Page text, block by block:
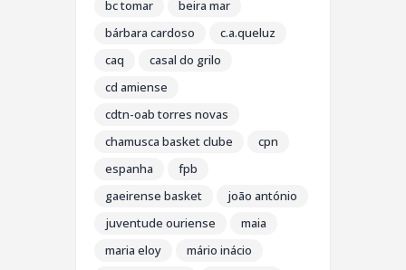
bc tomar
beira mar
bárbara cardoso
c.a.queluz
caq
casal do grilo
cd amiense
cdtn-oab torres novas
chamusca basket clube
cpn
espanha
fpb
gaeirense basket
joão antónio
juventude ouriense
maia
maria eloy
mário inácio